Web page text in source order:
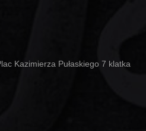
Kazimierza Pułaskiego 7 klatka